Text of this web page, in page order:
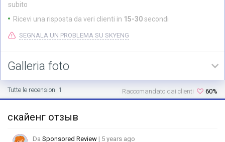
subito
Ricevi una risposta da veri clienti in 15-30secondi
SEGNALA UN PROBLEMA SU SKYENG
Galleria foto
Tutte le recensioni 1 60%
Raccomandato dai clienti
скайенг отзыв
Da Sponsored Review | 5 years ago